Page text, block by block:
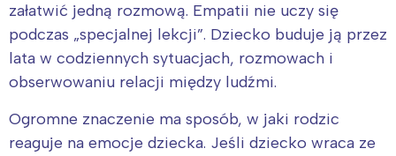
załatwić jedną rozmową. Empatii nie uczy się
podczas „specjalnej lekcji”. Dziecko buduje ją przez
lata w codziennych sytuacjach, rozmowach i
obserwowaniu relacji między ludźmi.
Ogromne znaczenie ma sposób, w jaki rodzic
reaguje na emocje dziecka. Jeśli dziecko wraca ze
Interesują mnie wydarzenia z
tego regionu: